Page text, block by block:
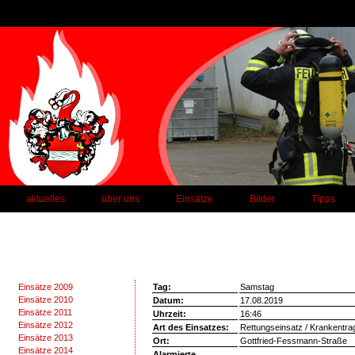
aktuelles über uns Einsätze Bilder Tipps
Einsätze 2009
Einsätze 2010
Einsätze 2011
Einsätze 2012
Einsätze 2013
Einsätze 2014
Tag:
Samstag
Datum:
17.08.2019
Uhrzeit:
16:46
Art des Einsatzes:
Rettungseinsatz /
Ort:
Gottfried-Fessmann-Straße